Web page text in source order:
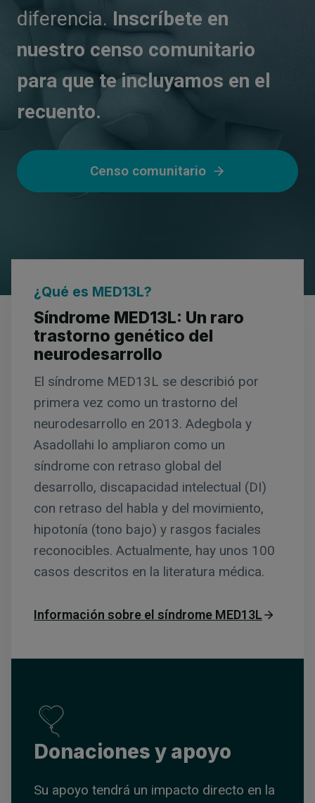
diferencia. Inscríbete en
nuestro censo comunitario
para que te incluyamos en el
recuento.
Censo comunitario
¿Qué es MED13L?
Síndrome MED13L: Un raro
trastorno genético del
neurodesarrollo
El síndrome MED13L se describió por
primera vez como un trastorno del
neurodesarrollo en 2013. Adegbola y
Asadollahi lo ampliaron como un
síndrome con retraso global del
desarrollo, discapacidad intelectual (DI)
con retraso del habla y del movimiento,
hipotonía (tono bajo) y rasgos faciales
reconocibles. Actualmente, hay unos 100
casos descritos en la literatura médica.
Información sobre el síndrome MED13L
Donaciones y apoyo
Su apoyo tendrá un impacto directo en la